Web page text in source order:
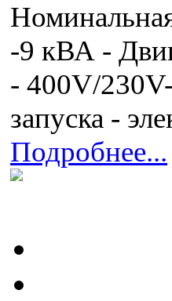
-9 кВА -
- 400V/
запуска -
Подробнее...